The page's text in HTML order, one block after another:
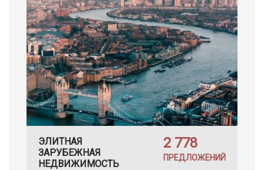
ЭЛИТНАЯ
ЗАРУБЕЖНАЯ
НЕДВИЖИМОСТЬ
2 778
ПРЕДЛОЖЕНИЙ